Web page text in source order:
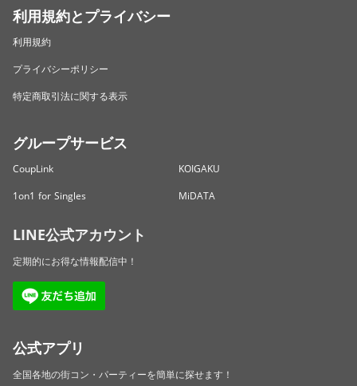
利用規約とプライバシー
利用規約
プライバシーポリシー
特定商取引法に関する表示
グループサービス
CoupLink
KOIGAKU
1on1 for Singles
MiDATA
LINE公式アカウント
定期的にお得な情報配信中！
公式アプリ
全国各地の街コン・パーティーを簡単に探せます！